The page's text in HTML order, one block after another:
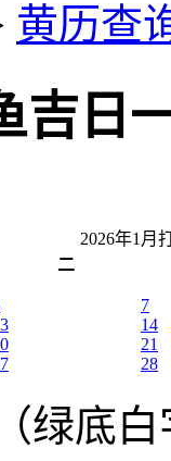
黄历查
吉日
2026年1月
二
7
14
21
28
绿底白